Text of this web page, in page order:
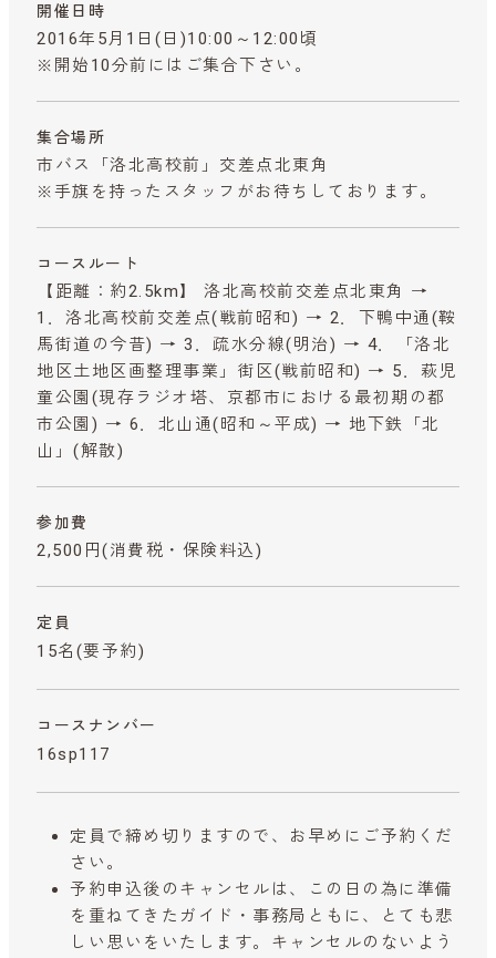
開催日時
2016年5月1日(日)10:00～12:00頃
※開始10分前にはご集合下さい。
集合場所
市バス「洛北高校前」交差点北東角
※手旗を持ったスタッフがお待ちしております。
コースルート
【距離：約2.5km】 洛北高校前交差点北東角 →
1．洛北高校前交差点(戦前昭和) → 2．下鴨中通(鞍
馬街道の今昔) → 3．疏水分線(明治) → 4．「洛北
地区土地区画整理事業」街区(戦前昭和) → 5．萩児
童公園(現存ラジオ塔、京都市における最初期の都
市公園) → 6．北山通(昭和～平成) → 地下鉄「北
山」(解散)
参加費
2,500円 (消費税・保険料込)
定員
15名(要予約)
コースナンバー
16sp117
定員で締め切りますので、お早めにご予約くだ
さい。
予約申込後のキャンセルは、この日の為に準備
を重ねてきたガイド・事務局ともに、とても悲
しい思いをいたします。キャンセルのないよう